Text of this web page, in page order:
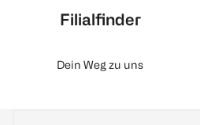
Filialfinder
Dein Weg zu uns